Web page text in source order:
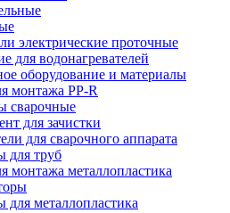
электрические проточные
для водонагревателей
оборудование и материалы
монтажа PP-R
сварочные
для зачистки
для сварочного аппарата
труб
монтажа металлопластика
металлопластика